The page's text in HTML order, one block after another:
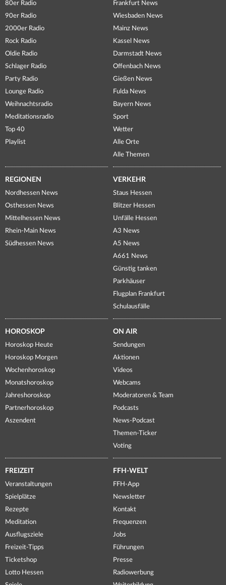
80er Radio
90er Radio
2000er Radio
Rock Radio
Oldie Radio
Schlager Radio
Party Radio
Lounge Radio
Weihnachtsradio
Meditationsradio
Top 40
Playlist
Frankfurt News
Wiesbaden News
Mainz News
Kassel News
Darmstadt News
Offenbach News
Gießen News
Fulda News
Bayern News
Sport
Wetter
Alle Orte
Alle Themen
REGIONEN
Nordhessen News
Osthessen News
Mittelhessen News
Rhein-Main News
Südhessen News
VERKEHR
Staus Hessen
Blitzer Hessen
Unfälle Hessen
A3 News
A5 News
A661 News
Günstig tanken
Parkhäuser
Flugplan Frankfurt
Schulausfälle
HOROSKOP
Horoskop Heute
Horoskop Morgen
Wochenhoroskop
Monatshoroskop
Jahreshoroskop
Partnerhoroskop
Aszendent
ON AIR
Sendungen
Aktionen
Videos
Webcams
Moderatoren & Team
Podcasts
News-Podcast
Themen-Ticker
Voting
FREIZEIT
Veranstaltungen
Spielplätze
Rezepte
Meditation
Ausflugsziele
Freizeit-Tipps
Ticketshop
Lotto Hessen
FFH-WELT
FFH-App
Newsletter
Kontakt
Frequenzen
Jobs
Führungen
Presse
Radiowerbung